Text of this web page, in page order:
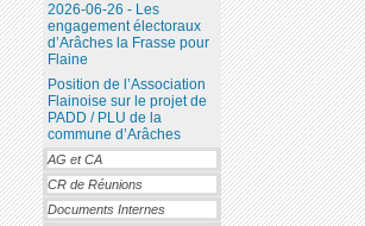
2026-06-26 - Les
engagement électoraux
d’Arâches la Frasse pour
Flaine
Position de l’Association
Flainoise sur le projet de
PADD / PLU de la
commune d’Arâches
AG et CA
CR de Réunions
Documents Internes